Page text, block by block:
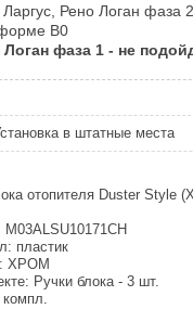
Рено Логан фаза
B0
Логан фаза 1 - не
в штатные места
отопителя Duster
M03ALSU10171CH
пластик
ХРОМ
Ручки блока - 3 шт.
компл.